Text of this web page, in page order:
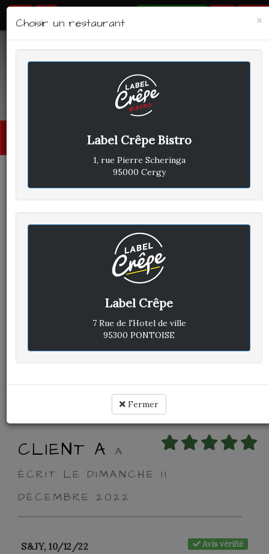
LABEL CRÊPE - BISTRO
CLIENT A A
ÉCRIT LE MERCREDI 14
DÉCEMBRE 2022
Soirée à Label Crêpes
Ambiance :
CLIENT A
A
ÉCRIT LE DIMANCHE 11
DÉCEMBRE 2022
Avis vérifié
S&JY, 10/12/22
×
Choisir un restaurant
Label Crêpe Bistro
1, rue Pierre Scheringa
95000 Cergy
Label Crêpe
7 Rue de l'Hotel de ville
95300 PONTOISE
Fermer